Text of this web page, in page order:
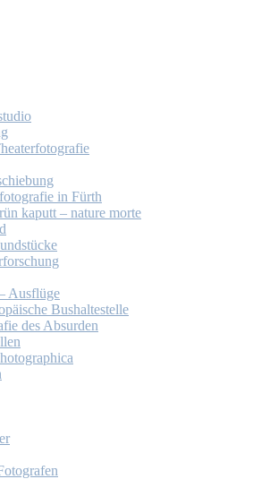
in Fürth
ka­putt – na­tu­re mor­te
Aus­flü­ge
Bus­hal­te­stel­le
des Ab­sur­den